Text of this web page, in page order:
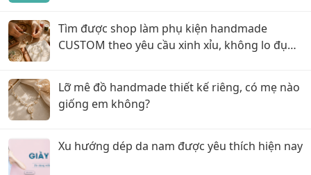
Tìm được shop làm phụ kiện handmade
CUSTOM theo yêu cầu xinh xỉu, không lo đụng
Lỡ mê đồ handmade thiết kế riêng, có mẹ nào
giống em không?
Xu hướng dép da nam được yêu thích hiện nay